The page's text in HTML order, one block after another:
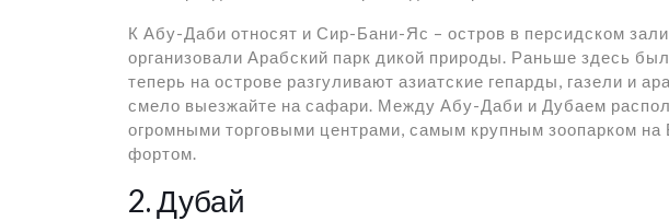
К Абу-Даби относят и Сир-Бани-Яс – остров в персидском
организовали Арабский парк дикой природы. Раньше здесь
теперь на острове разгуливают азиатские гепарды, газели и
смело выезжайте на сафари. Между Абу-Даби и Дубаем
огромными торговыми центрами, самым крупным зоопарком
фортом.
2. Дубай